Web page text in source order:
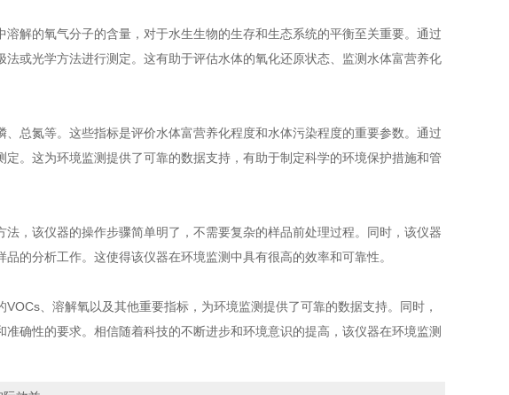
的氧气分子的含量，对于水生生物的生存和生态系统的平衡至关重要。通过
或光学方法进行测定。这有助于评估水体的氧化还原状态、监测水体富营养化
氮等。这些指标是评价水体富营养化程度和水体污染程度的重要参数。通过
。这为环境监测提供了可靠的数据支持，有助于制定科学的环境保护措施和管
该仪器的操作步骤简单明了，不需要复杂的样品前处理过程。同时，该仪器
的分析工作。这使得该仪器在环境监测中具有很高的效率和可靠性。
、溶解氧以及其他重要指标，为环境监测提供了可靠的数据支持。同时，
确性的要求。相信随着科技的不断进步和环境意识的提高，该仪器在环境监测